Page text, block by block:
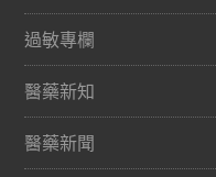
過敏專欄
醫藥新知
醫藥新聞